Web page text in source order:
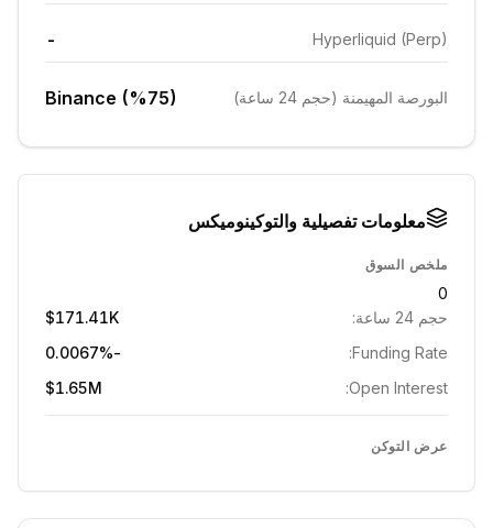
Hyperliquid (Perp)
-
البورصة المهيمنة (حجم 24 ساعة) Binance (%75)
معلومات تفصيلية والتوكينوميكس
ملخص السوق
0
حجم 24 ساعة:
$171.41K
Funding Rate:
-0.0067%
Open Interest:
$1.65M
عرض التوكن